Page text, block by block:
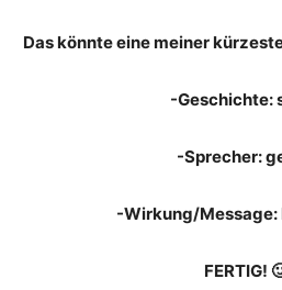
Das könnte eine meiner
-Geschichte:
-Sprecher:
-Wirkung/
FERTIG!